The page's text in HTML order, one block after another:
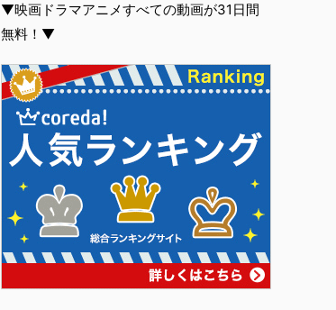
▼映画ドラマアニメすべての動画が31日間
無料！▼